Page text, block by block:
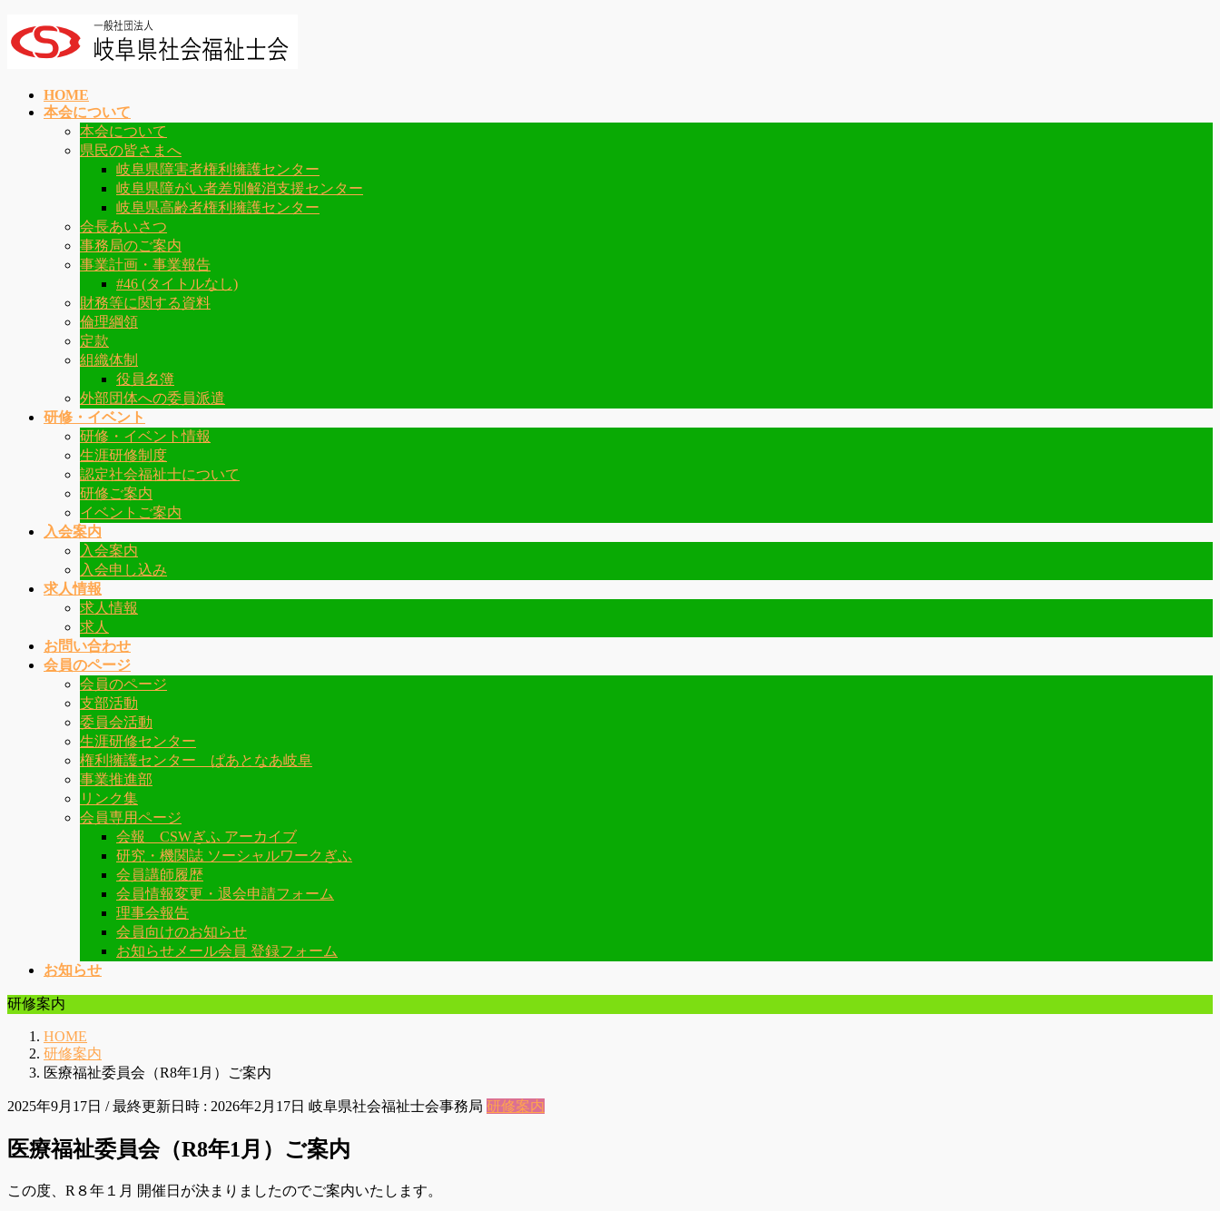
ン
ビ
HOME
本会について
本会について
県民の皆さまへ
岐阜県障害者権利擁護センター
岐阜県障がい者差別解消支援センター
岐阜県高齢者権利擁護センター
会長あいさつ
事務局のご案内
事業計画・事業報告
#46 (タイトルなし)
財務等に関する資料
倫理綱領
定款
組織体制
役員名簿
外部団体への委員派遣
研修・イベント
研修・イベント情報
生涯研修制度
認定社会福祉士について
研修ご案内
イベントご案内
入会案内
入会案内
入会申し込み
求人情報
求人情報
求人
お問い合わせ
会員のページ
会員のページ
支部活動
委員会活動
生涯研修センター
権利擁護センター ぱあとなあ岐阜
事業推進部
リンク集
会員専用ページ
会報 CSWぎふ アーカイブ
研究・機関誌 ソーシャルワークぎふ
会員講師履歴
会員情報変更・退会申請フォーム
理事会報告
会員向けのお知らせ
お知らせメール会員 登録フォーム
お知らせ
研修案内
HOME
研修案内
医療福祉委員会（R8年1月）ご案内
2025年9月17日 / 最終更新日時 : 2026年2月17日 岐阜県社会福祉士会事務局 研修案内
医療福祉委員会（R8年1月）ご案内
この度、R８年１月 開催日が決まりましたのでご案内いたします。